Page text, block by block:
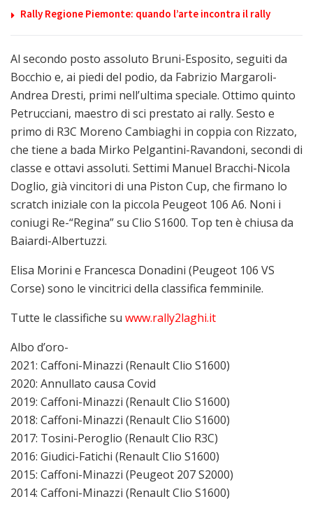
Rally Regione Piemonte: quando l’arte incontra il rally
Al secondo posto assoluto Bruni-Esposito, seguiti da
Bocchio e, ai piedi del podio, da Fabrizio Margaroli-
Andrea Dresti, primi nell’ultima speciale. Ottimo quinto
Petrucciani, maestro di sci prestato ai rally. Sesto e
primo di R3C Moreno Cambiaghi in coppia con Rizzato,
che tiene a bada Mirko Pelgantini-Ravandoni, secondi di
classe e ottavi assoluti. Settimi Manuel Bracchi-Nicola
Doglio, già vincitori di una Piston Cup, che firmano lo
scratch iniziale con la piccola Peugeot 106 A6. Noni i
coniugi Re-“Regina” su Clio S1600. Top ten è chiusa da
Baiardi-Albertuzzi.
Elisa Morini e Francesca Donadini (Peugeot 106 VS
Corse) sono le vincitrici della classifica femminile.
Tutte le classifiche su www.rally2laghi.it
Albo d’oro-
2021: Caffoni-Minazzi (Renault Clio S1600)
2020: Annullato causa Covid
2019: Caffoni-Minazzi (Renault Clio S1600)
2018: Caffoni-Minazzi (Renault Clio S1600)
2017: Tosini-Peroglio (Renault Clio R3C)
2016: Giudici-Fatichi (Renault Clio S1600)
2015: Caffoni-Minazzi (Peugeot 207 S2000)
2014: Caffoni-Minazzi (Renault Clio S1600)